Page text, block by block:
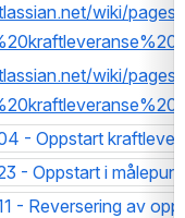
wiki/
wiki/
- Oppstart
- Oppstart i
- Reversering av